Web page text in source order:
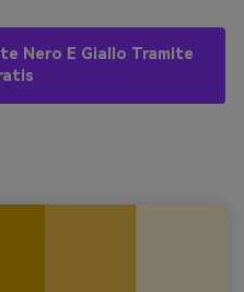
Nero E Giallo Tramite